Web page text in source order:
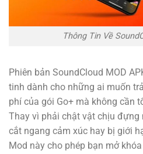
Thông Tin Về
Phiên bản SoundCloud MOD
tinh dành cho những ai muốn
phí của gói Go+ mà không cần
Thay vì phải chật vật chịu
cắt ngang cảm xúc hay bị giới
Mod này cho phép bạn mở